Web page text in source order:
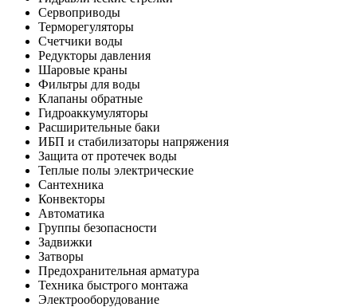
Сервоприводы
Терморегуляторы
Счетчики воды
Редукторы давления
Шаровые краны
Фильтры для воды
Клапаны обратные
Гидроаккумуляторы
Расширительные баки
ИБП и стабилизаторы напряжения
Защита от протечек воды
Теплые полы электрические
Сантехника
Конвекторы
Автоматика
Группы безопасности
Задвижки
Затворы
Предохранительная арматура
Техника быстрого монтажа
Электрооборудование